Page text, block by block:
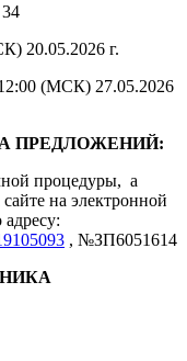
20.05.2026 г.
(МСК) 27.05.2026
ПРЕДЛОЖЕНИЙ:
процедуры, а
на электронной
, №ЗП6051614